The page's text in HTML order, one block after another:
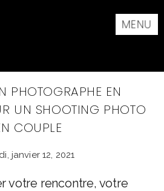
MENU
PHOTOGRAPHE EN
UN SHOOTING PHOTO
COUPLE
janvier 12, 2021
votre rencontre, votre